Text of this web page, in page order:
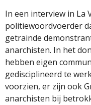
In een interview in La
politiewoordvoerder
getrainde
anarchisten. In het
hebben eigen
gedisciplineerd te
voorzien, er zijn ook
anarchisten bij